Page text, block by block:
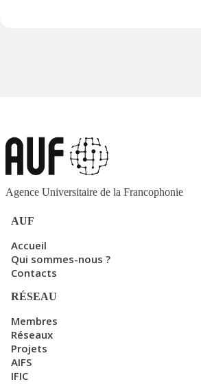
Agence Universitaire de la Francophonie
AUF
Accueil
Qui sommes-nous ?
Contacts
RÉSEAU
Membres
Réseaux
Projets
AIFS
IFIC